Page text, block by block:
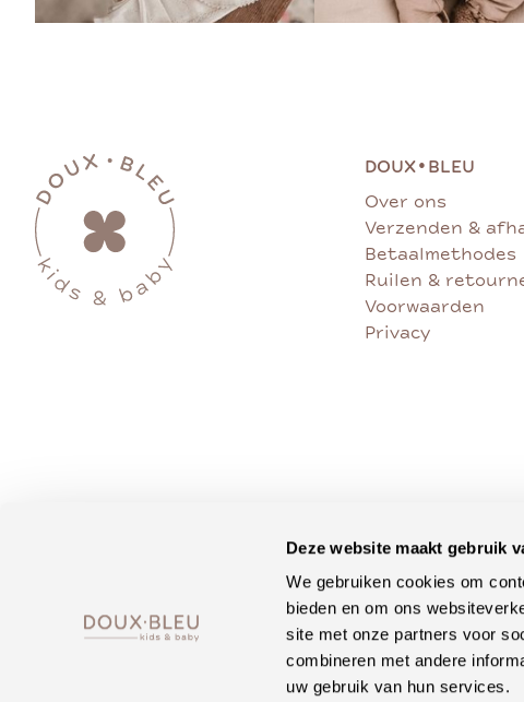
Deze website maakt gebruik
We gebruiken cookies om
bieden en om ons
site met onze partners voor
combineren met andere
uw gebruik van hun services.
DOUX• BLEU
Over ons
Verzenden &
Betaalmethodes
Ruilen &
Voorwaarden
Privacy